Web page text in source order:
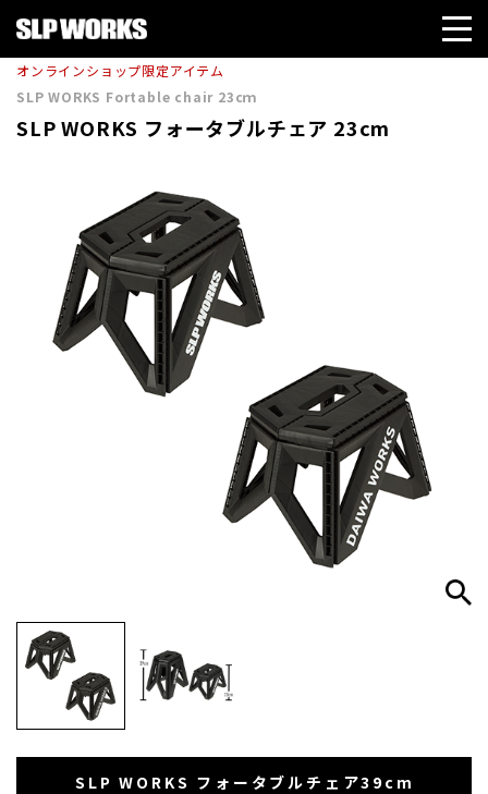
オンラインショップ限定アイテム
SLP WORKS Fortable chair 23cｍ
SLP WORKS フォータブルチェア 23cm
SLP WORKS フォータブルチェア39cm